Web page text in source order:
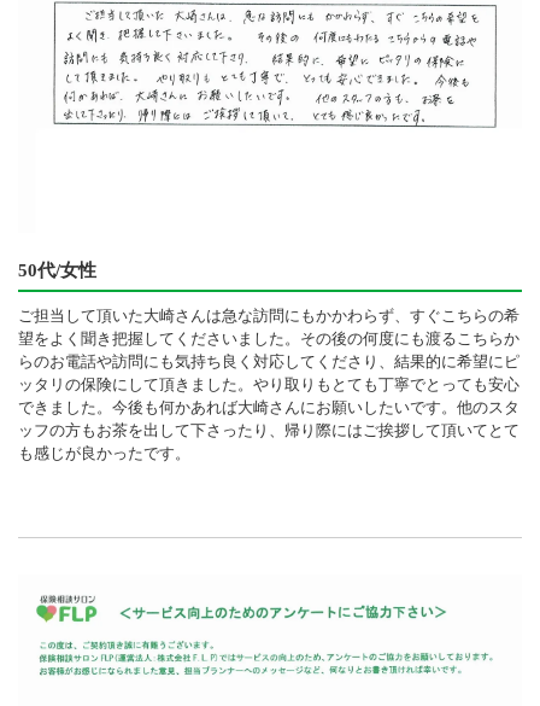
50代/女性
ご担当して頂いた大崎さんは急な訪問にもかかわらず、すぐこちらの希
望をよく聞き把握してくださいました。その後の何度にも渡るこちらか
らのお電話や訪問にも気持ち良く対応してくださり、結果的に希望にピ
ッタリの保険にして頂きました。やり取りもとても丁寧でとっても安心
できました。今後も何かあれば大崎さんにお願いしたいです。他のスタ
ッフの方もお茶を出して下さったり、帰り際にはご挨拶して頂いてとて
も感じが良かったです。